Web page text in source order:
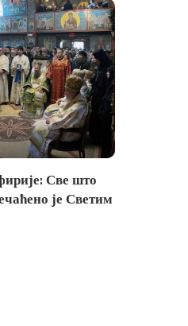
Све што
је Светим